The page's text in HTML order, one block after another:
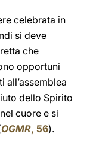
celebrata in
si deve
che
opportuni
all’assemblea
dello Spirito
cuore e si
OGMR, 56).